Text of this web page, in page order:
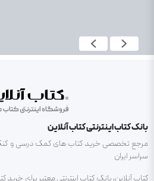
بانک کتاب اینترنتی کتاب آنلاین
مرجع تخصصی خرید کتاب های کمک درسی و
سراسر ایران
کتاب آنلاین، بانک کتاب اینترنتی معتبر برای